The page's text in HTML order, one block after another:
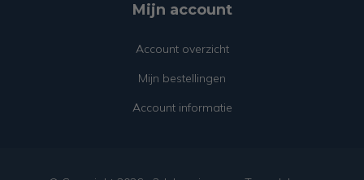
Mijn account
Account overzicht
Mijn bestellingen
Account informatie